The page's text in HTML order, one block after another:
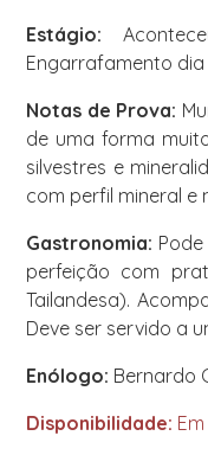
Estágio:
Engarrafamento dia
Notas de Prova:
de uma forma
silvestres e
com perfil mineral e
Gastronomia:
perfeição com
Tailandesa).
Deve ser servido a
Enólogo: Bernardo
Disponibilidade: